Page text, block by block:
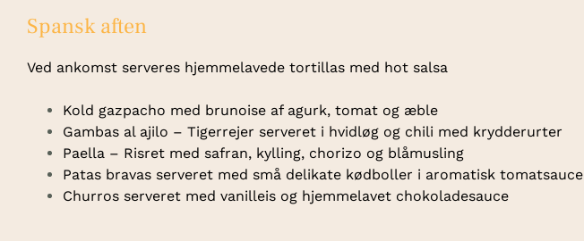
Spansk aften
Ved ankomst serveres hjemmelavede tortillas med hot salsa
Kold gazpacho med brunoise af agurk, tomat og æble
Gambas al ajilo – Tigerrejer serveret i hvidløg og chili med krydderurter
Paella – Risret med safran, kylling, chorizo og blåmusling
Patas bravas serveret med små delikate kødboller i aromatisk tomatsauce
Churros serveret med vanilleis og hjemmelavet chokoladesauce